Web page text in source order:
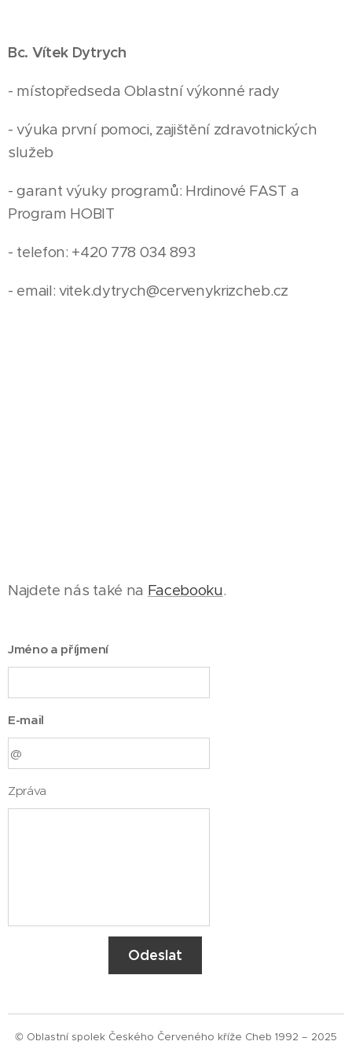
Bc. Vítek Dytrych
- místopředseda Oblastní výkonné rady
- výuka první pomoci, zajištění zdravotnických
služeb
- garant výuky programů: Hrdinové FAST a
Program HOBIT
- telefon: +420 778 034 893
- email: vitek.dytrych@cervenykrizcheb.cz
Najdete nás také na Facebooku.
Jméno a příjmení
E-mail
Zpráva
Odeslat
© Oblastní spolek Českého Červeného kříže Cheb 1992 – 2025